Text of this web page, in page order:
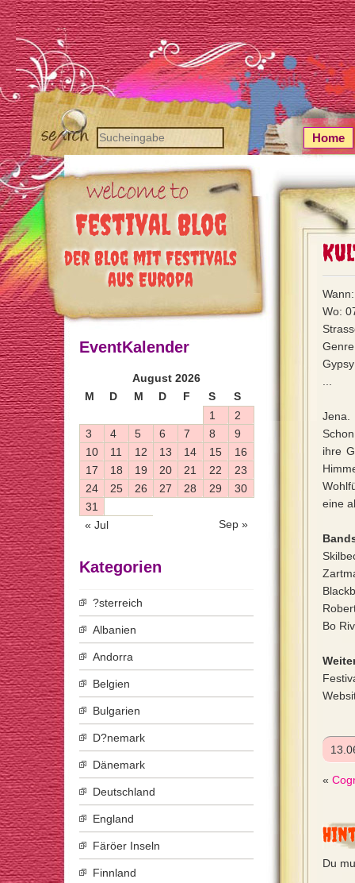
Festival Blog
der Blog mit Festivals
aus Europa
Home
Wo:
Jena.
ihre
eine
Bo
«
Du
EventKalender
August 2026
M
D M D F S S
« Jul Sep »
1
2
3
4 5 6 7 8
9
10
11 12 13 14 15
16
17
18 19 20 21 22
23
24
25 26 27 28 29
30
31
Kategorien
?sterreich
Albanien
Andorra
Belgien
Bulgarien
D?nemark
Dänemark
Deutschland
England
Färöer Inseln
Finnland